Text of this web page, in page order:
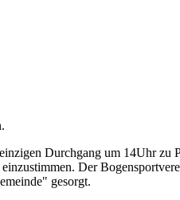
Durchgang um 14Uhr zu
Der
gesorgt.